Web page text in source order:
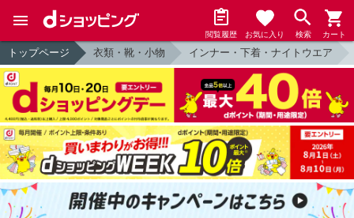
閲覧履歴 お気に入り 検索 カート
トップページ 衣類・靴・小物 インナー・下着・ナイトウエア